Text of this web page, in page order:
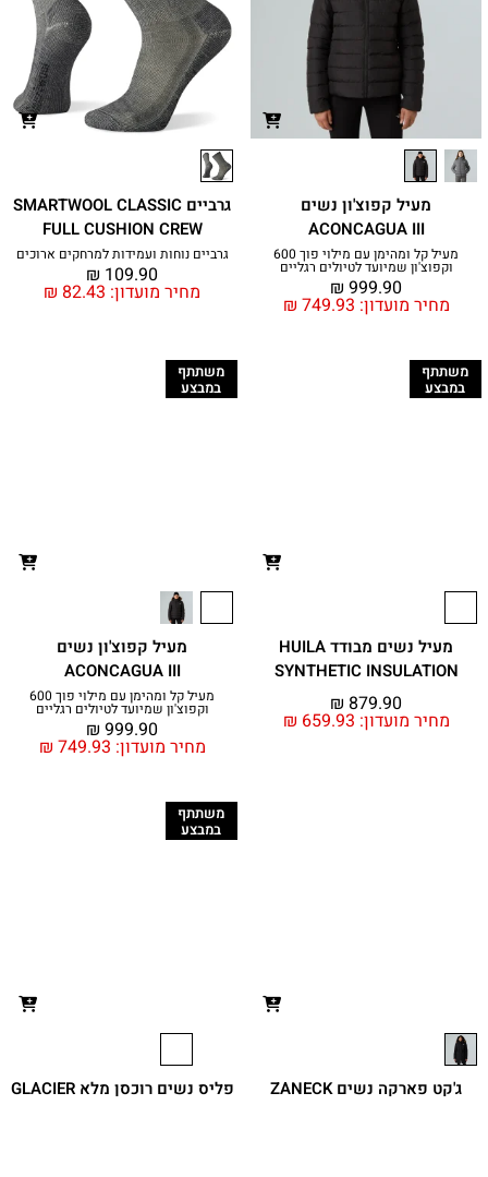
מעיל קפוצ'ון נשים
ACONCAGUA III
מעיל קל ומהימן עם מילוי פוך 600
וקפוצ'ון שמיועד לטיולים רגליים
מחיר מועדון: ₪ 749.93
₪ 999.90
גרביים SMARTWOOL CLASSIC
FULL CUSHION CREW
גרביים נוחות ועמידות למרחקים ארוכים
מחיר מועדון: ₪ 82.43
₪ 109.90
משתתף
במבצע
מעיל נשים מבודד HUILA
SYNTHETIC INSULATION
מחיר מועדון: ₪ 659.93
₪ 879.90
משתתף
במבצע
מעיל קפוצ'ון נשים
ACONCAGUA III
מעיל קל ומהימן עם מילוי פוך 600
וקפוצ'ון שמיועד לטיולים רגליים
מחיר מועדון: ₪ 749.93
₪ 999.90
ג'קט פארקה נשים ZANECK
משתתף
במבצע
פליס נשים רוכסן מלא GLACIER